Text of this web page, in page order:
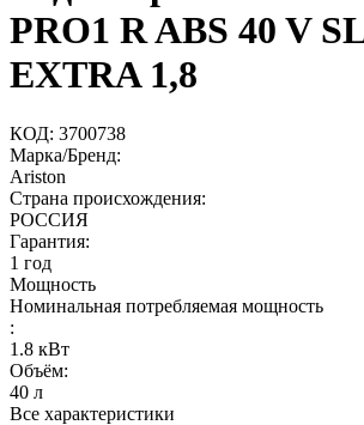
PRO1 R ABS 40 V
EXTRA 1,8
КОД: 3700738
Марка/Бренд:
Ariston
Страна происхождения:
РОССИЯ
Гарантия:
1 год
Мощность
Номинальная потребляемая мощность
:
1.8 кВт
Объём:
40 л
Все характеристики